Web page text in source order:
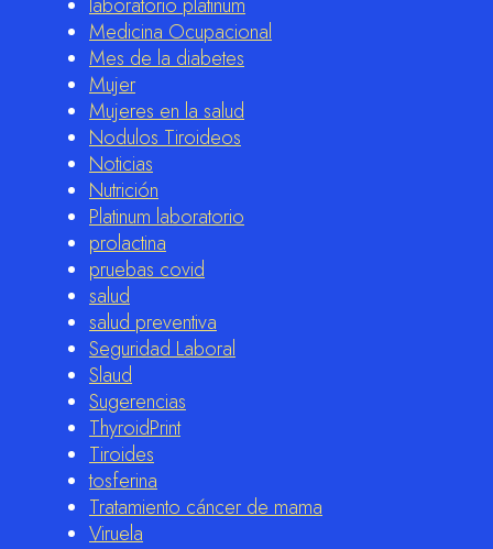
Medicina Ocupacional
Mes de la diabetes
Mujer
Mujeres en la salud
Nodulos Tiroideos
Noticias
Nutrición
Platinum laboratorio
prolactina
pruebas covid
salud
salud preventiva
Seguridad Laboral
Slaud
Sugerencias
ThyroidPrint
Tiroides
tosferina
Tratamiento cáncer de mama
Viruela